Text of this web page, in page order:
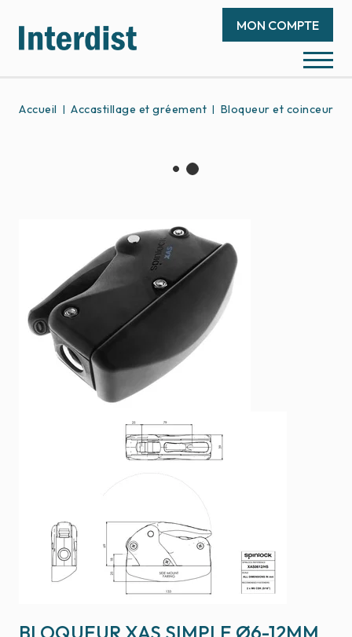
MON COMPTE
Accueil Accastillage et gréement Bloqueur et coinceur
BLOQUEUR XAS SIMPLE Ø6-12MM